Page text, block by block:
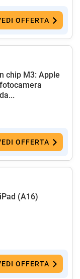
OFFERTA
chip M3: Apple
OFFERTA
(A16)
OFFERTA